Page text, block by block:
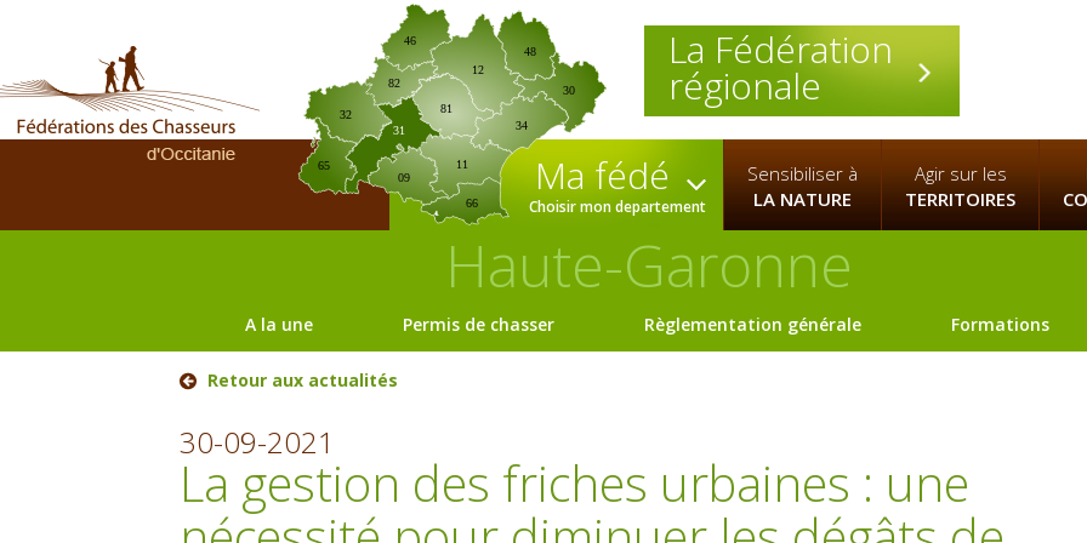
La Fédération
régionale
09
12
30
31
32
34
46
65
66
81
82
11
48
Ma fédé
Choisir mon departement
Sensibiliser à
LA NATURE
Agir sur les
TERRITOIRES
Haute-Garonne
A la une Permis de chasser Règlementation générale Formations
Retour aux actualités
30-09-2021
La gestion des friches urbaines : une